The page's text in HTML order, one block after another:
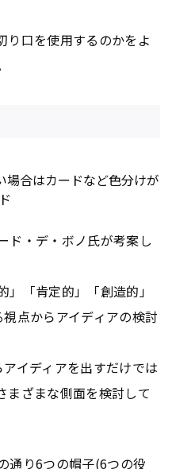
り口を使用するのかをよ
合はカードなど色分けが
ド・デ・ボノ氏が考案し
」「肯定的」「創造的」
視点からアイディアの検討
イディアを出すだけでは
まざまな側面を検討して
通り6つの帽子(6つの役